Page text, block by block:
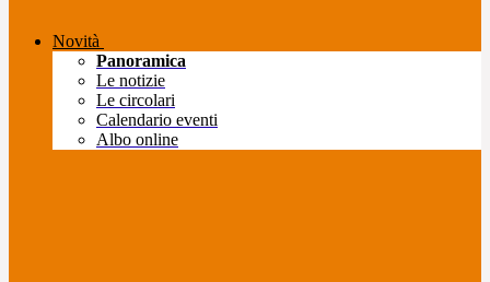
Novità
Panoramica
Le notizie
Le circolari
Calendario eventi
Albo online